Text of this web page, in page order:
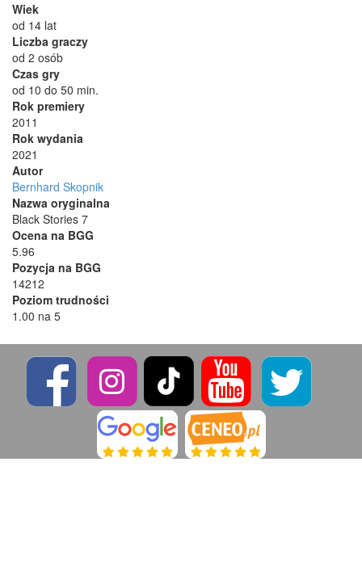
Wiek
od 14 lat
Liczba graczy
od 2 osób
Czas gry
od 10 do 50 min.
Rok premiery
2011
Rok wydania
2021
Autor
Bernhard Skopnik
Nazwa oryginalna
Black Stories 7
Ocena na BGG
5.96
Pozycja na BGG
14212
Poziom trudności
1.00 na 5